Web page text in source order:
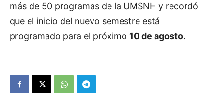
más de 50 programas de la UMSNH y recordó
que el inicio del nuevo semestre está
programado para el próximo 10 de agosto.